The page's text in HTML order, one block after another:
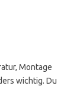
Montage
wichtig. Du